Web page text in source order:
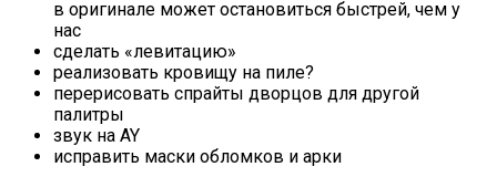
в оригинале может остановиться быстрей, чем у
нас
сделать «левитацию»
реализовать кровищу на пиле?
перерисовать спрайты дворцов для другой
палитры
звук на AY
исправить маски обломков и арки